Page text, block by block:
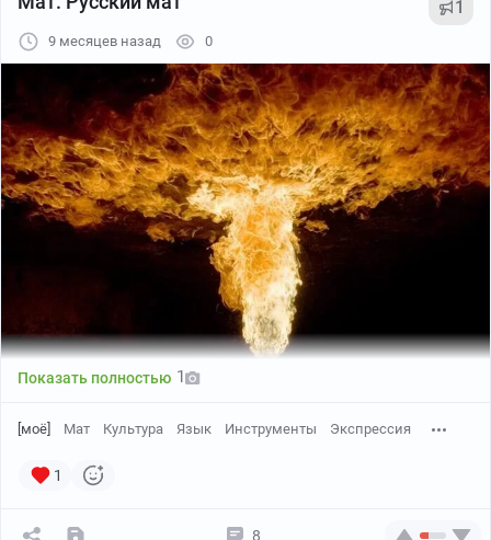
1
9 месяцев назад 0
Показать полностью 1
[моё] Мат Культура Язык Инструменты Экспрессия
1
8